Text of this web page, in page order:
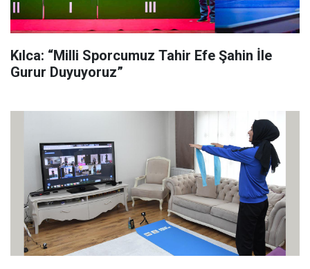
Kılca: “Milli Sporcumuz Tahir Efe Şahin İle
Gurur Duyuyoruz”